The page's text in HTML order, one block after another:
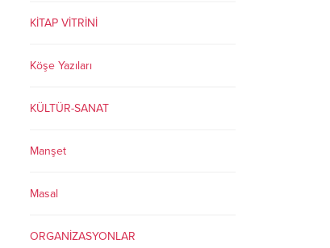
KİTAP VİTRİNİ
Köşe Yazıları
KÜLTÜR-SANAT
Manşet
Masal
ORGANİZASYONLAR